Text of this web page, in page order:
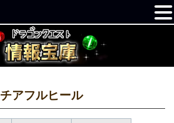
チアフルヒール